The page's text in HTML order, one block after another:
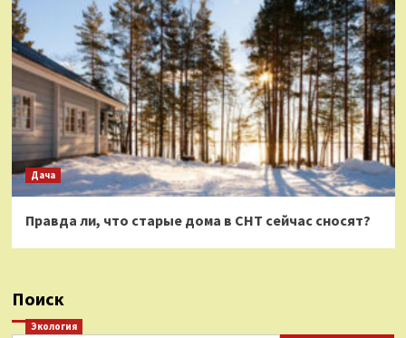
Дача
Правда ли, что старые дома в СНТ сейчас сносят?
Поиск
Экология